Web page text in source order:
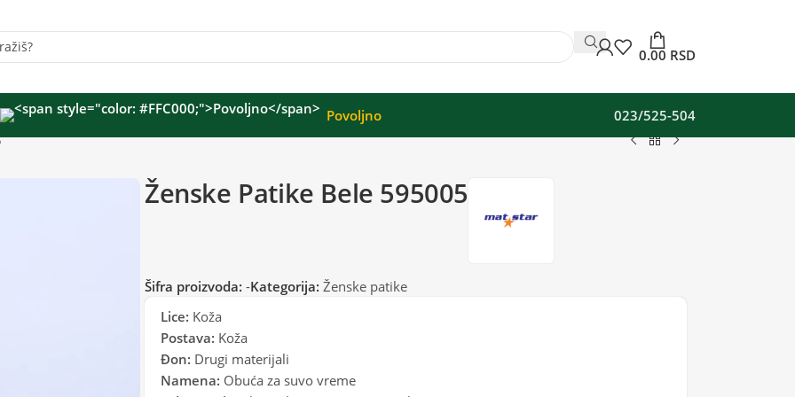
0.00 RSD
Povoljno
023/525-504
Ženske Patike Bele 595005
Šifra proizvoda: -Kategorija: Ženske patike
Lice: Koža
Postava: Koža
Đon: Drugi materijali
Namena: Obuća za suvo vreme